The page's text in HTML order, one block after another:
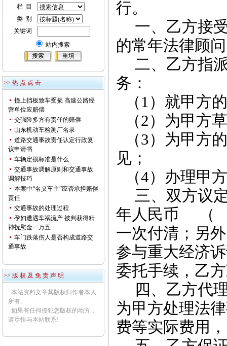
栏 目
类 别
关键词
站内搜索
>> 热 点 点 击
撞上挡板致车受损 高速公路经
营单位应赔偿
交强险多方有责任的赔偿
山东机动车检测厂名录
道路交通事故责任认定行政复
议申请书
车辆定损标准是什么
交通事故调解原则和交通事故
调解技巧
本案中“名义车主”应否承担赔偿
责任
交通事故的处理过程
孕妇遭遇车祸流产 被判获得精
神抚慰金一万五
车门跌落伤人是否构成道路交
通事故
>> 版 权 及 免 责 声 明
本站资料文章其版权归作者本人
所有。
如果有任何侵犯您版权的地方，
请尽快与本站联系!
行。
一、乙方接
的常年法律顾
二、乙方指
务：
（ 1 ）就甲方
（2 ）为甲方
（3）为甲方
见；
（4）办理甲
三、双方议
年人民币
（
一次付清；另
参与重大经济
委托手续，乙
四、乙方代
为甲方处理法
费等实际费用